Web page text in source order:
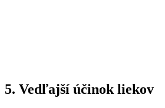
5. Vedľajší účinok liekov